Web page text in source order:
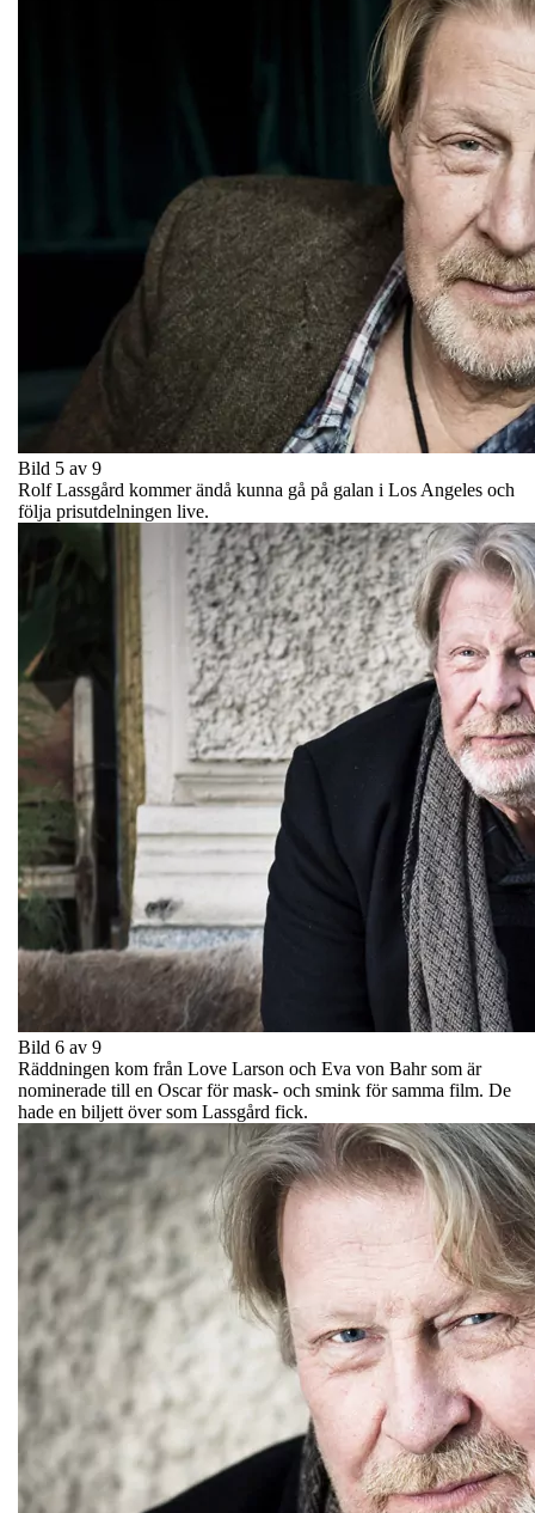
Bild 5 av 9
Rolf Lassgård kommer ändå kunna gå på galan i Los Angeles och
följa prisutdelningen live.
Bild 6 av 9
Räddningen kom från Love Larson och Eva von Bahr som är
nominerade till en Oscar för mask- och smink för samma film. De
hade en biljett över som Lassgård fick.